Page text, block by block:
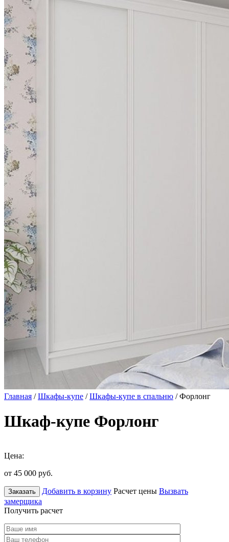
Главная /Шкафы-купе /Шкафы-купе в спальню / Форлонг
Шкаф-купе Форлонг
Цена:
от 45 000 руб.
Заказать Добавить в корзину Расчет цены Вызвать
замерщика
Получить расчет